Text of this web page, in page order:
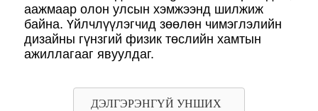
аажмаар олон улсын хэмжээнд шилжиж
байна. Үйлчлүүлэгчид зөөлөн чимэглэлийн
дизайны гүнзгий физик төслийн хамтын
ажиллагааг явуулдаг.
ДЭЛГЭРЭНГҮЙ УНШИХ